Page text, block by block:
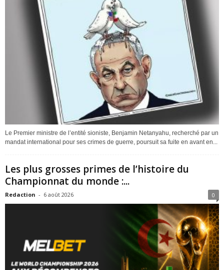
Le Premier ministre de l’entité sioniste, Benjamin Netanyahu, recherché par un
mandat international pour ses crimes de guerre, poursuit sa fuite en avant en...
Les plus grosses primes de l’histoire du
Championnat du monde :...
Redaction - 6 août 2026 0